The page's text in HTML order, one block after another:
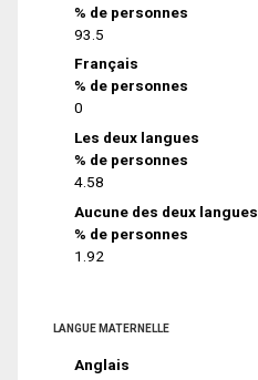
% de personnes
93.5
Français
% de personnes
0
Les deux langues
% de personnes
4.58
Aucune des deux langues
% de personnes
1.92
LANGUE MATERNELLE
Anglais